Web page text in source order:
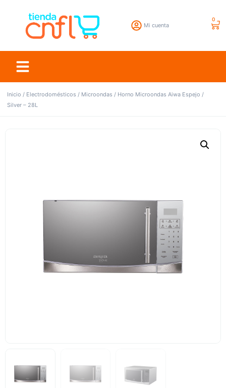
Mi cuenta
0
Inicio / Electrodomésticos / Microondas / Horno Microondas Aiwa Espejo /
Silver – 28L